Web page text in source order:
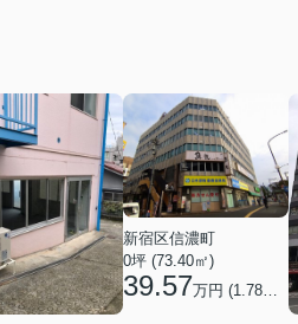
新宿区信濃町
0坪 (73.40㎡)
39.57万円 (1.78 万